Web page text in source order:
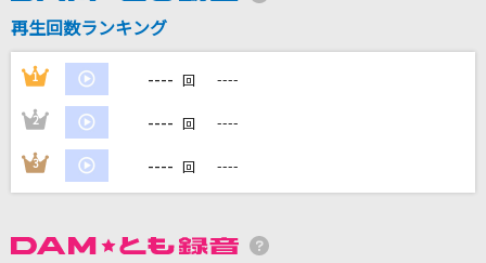
シド
もっと見る
再生回数ランキング
1 ---- 回 ----
2 ---- 回 ----
3 ---- 回 ----